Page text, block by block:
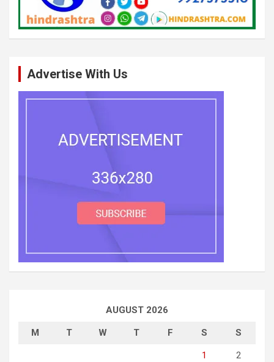
Advertise With Us
AUGUST 2026
M T W T F S S
1 2